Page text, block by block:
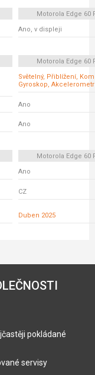
Motorola Edge 60
Ano, v displeji
Motorola Edge 60
Světelný, Přiblížení,
Gyroskop, Akcelerometr
Ano
Ano
Motorola Edge 60
Ano
CZ
Duben 2025
pokládané
servisy